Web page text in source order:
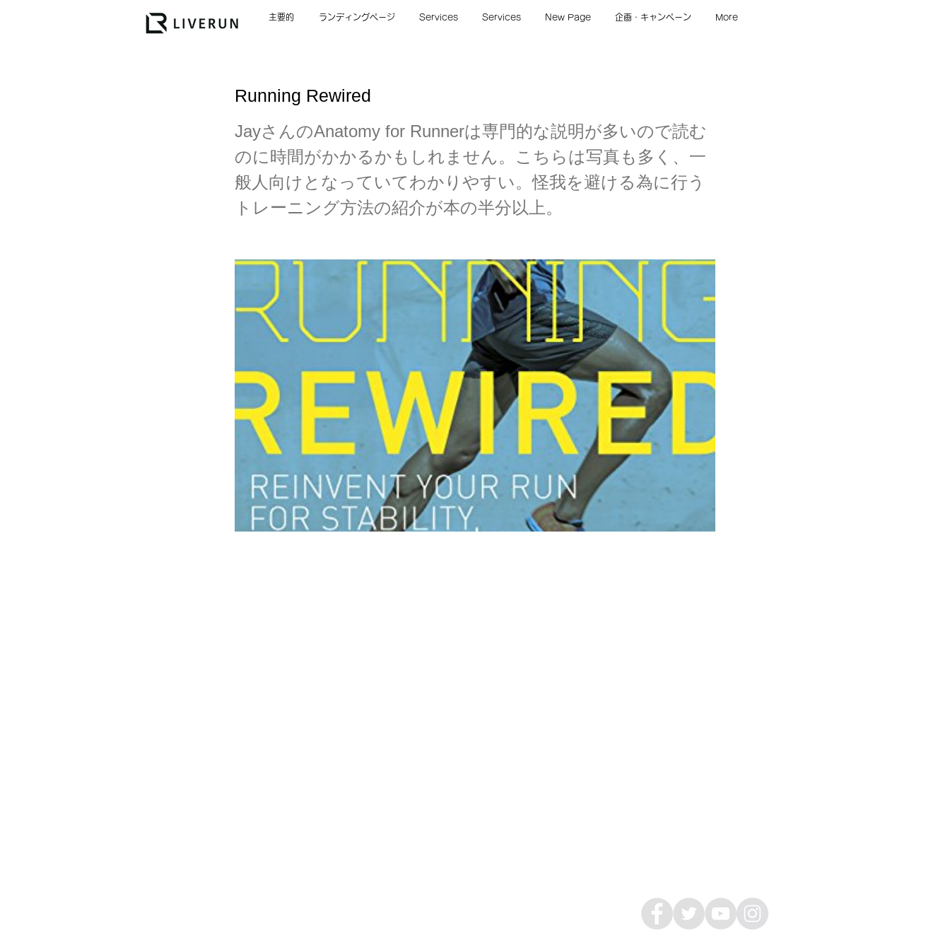
主要的 ランディングページ Services Services New Page 企画・キャンペーン More
Running Rewired
JayさんのAnatomy for Runnerは専門的な説明が多いので読む
のに時間がかかるかもしれません。こちらは写真も多く、一
般人向けとなっていてわかりやすい。怪我を避ける為に行う
トレーニング方法の紹介が本の半分以上。